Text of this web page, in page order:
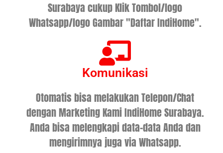
Surabaya cukup Klik Tombol/logo
Whatsapp/logo Gambar "Daftar IndiHome".
Komunikasi
Otomatis bisa melakukan Telepon/Chat
dengan Marketing Kami IndiHome Surabaya.
Anda bisa melengkapi data-data Anda dan
mengirimnya juga via Whatsapp.